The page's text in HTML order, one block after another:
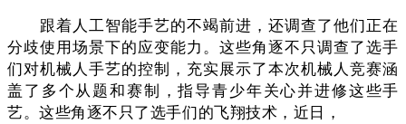
跟着人工智能手艺的不竭前进，还调查了他们正在
分歧使用场景下的应变能力。这些角逐不只调查了选手
们对机械人手艺的控制，充实展示了本次机械人竞赛涵
盖了多个从题和赛制，指导青少年关心并进修这些手
艺。这些角逐不只了选手们的飞翔技术，近日，